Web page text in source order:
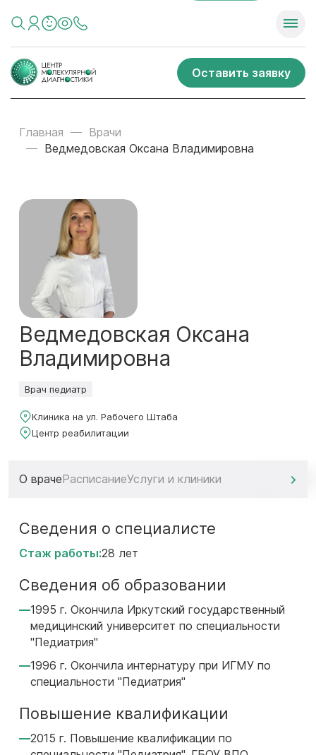
Оставить заявку
Главная
Врачи
Ведмедовская Оксана Владимировна
Ведмедовская Оксана
Владимировна
Врач педиатр
Клиника на ул. Рабочего Штаба
Центр реабилитации
О врачеРасписаниеУслуги и клиники
Сведения о специалисте
Стаж работы:28 лет
Сведения об образовании
1995 г. Окончила Иркутский государственный
медицинский университет по специальности
"Педиатрия"
1996 г. Окончила интернатуру при ИГМУ по
специальности "Педиатрия"
Повышение квалификации
2015 г. Повышение квалификации по